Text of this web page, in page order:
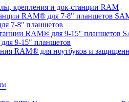
крепления и док-станции RAM
RAM® для 7-8" планшетов
7-8" планшетов
RAM® для 9-15" планшетов
9-15" планшетов
RAM® для ноутбуков и